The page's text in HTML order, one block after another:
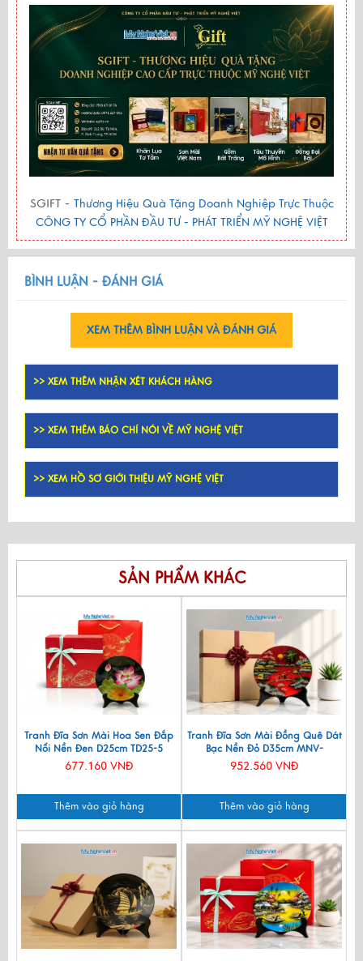
SGIFT - Thương Hiệu Quà Tặng Doanh Nghiệp Trực Thuộc
CÔNG TY CỔ PHẦN ĐẦU TƯ - PHÁT TRIỂN MỸ NGHỆ VIỆT
BÌNH LUẬN - ĐÁNH GIÁ
XEM THÊM BÌNH LUẬN VÀ ĐÁNH GIÁ
>> XEM THÊM NHẬN XÉT KHÁCH HÀNG
>> XEM THÊM BÁO CHÍ NÓI VỀ MỸ NGHỆ VIỆT
>> XEM HỒ SƠ GIỚI THIỆU MỸ NGHỆ VIỆT
SẢN PHẨM KHÁC
Tranh Đĩa Sơn Mài Hoa Sen Đắp
Nổi Nền Đen D25cm TD25-5
677.160 VNĐ
Thêm vào giỏ hàng
Tranh Đĩa Sơn Mài Đồng Quê Dát
Bạc Nền Đỏ D35cm MNV-
TSMD356-1.1
952.560 VNĐ
Thêm vào giỏ hàng